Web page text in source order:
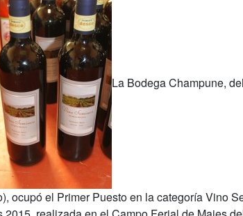
La Bodega Champune,
ocupó el Primer Puesto en la categoría Vino